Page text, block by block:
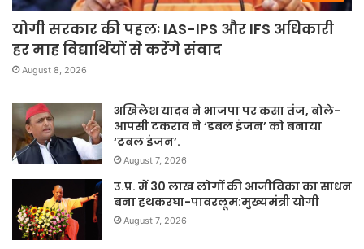
योगी सरकार की पहलः IAS-IPS और IFS अधिकारी
हर माह विद्यार्थियों से करेंगे संवाद
August 8, 2026
अखिलेश यादव ने भाजपा पर कसा तंज, बोले-
आपसी टकराव ने ‘डबल इंजन’ को बनाया
‘ट्रबल इंजन’.
August 7, 2026
उ.प्र. में 30 लाख लोगों की आजीविका का साधन
बना हथकरघा-पावरलूम:मुख्यमंत्री योगी
August 7, 2026